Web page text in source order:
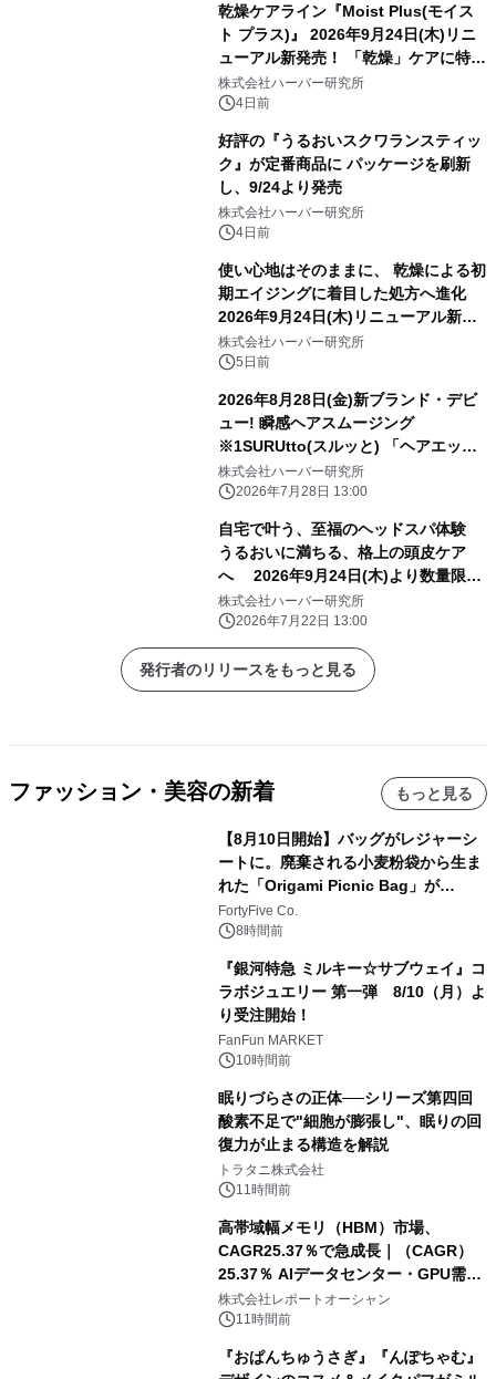
乾燥ケアライン『Moist Plus(モイス
ト プラス)』 2026年9月24日(木)リニ
ューアル新発売！ 「乾燥」ケアに特化
し、ライン使いで潤いに満ちた肌へ
株式会社ハーバー研究所
4日前
好評の『うるおいスクワランスティッ
ク』が定番商品に パッケージを刷新
し、9/24より発売
株式会社ハーバー研究所
4日前
使い心地はそのままに、 乾燥による初
期エイジングに着目した処方へ進化
2026年9月24日(木)リニューアル新発
売！ ハリ・つや満ちる、3D成分※1配
合のジェルクリーム 『モイスチャーエ
株式会社ハーバー研究所
5日前
2026年8月28日(金)新ブランド・デビ
ュー! 瞬感ヘアスムージング
※1SURUtto(スルッと) 「ヘアエッセ
ンスオイル」「ヘアトリートメントミ
スト」 全国のロフト※2・PLAZA※2
株式会社ハーバー研究所
2026年7月28日 13:00
自宅で叶う、至福のヘッドスパ体験
うるおいに満ちる、格上の頭皮ケア
へ 2026年9月24日(木)より数量限定
発売！ 『地肌マッサージクレンズ』
株式会社ハーバー研究所
2026年7月22日 13:00
発行者のリリースをもっと見る
ファッション・美容の新着 もっと見る
【8月10日開始】バッグがレジャーシ
ートに。廃棄される小麦粉袋から生ま
れた「Origami Picnic Bag」が
Makuakeに登場
FortyFive Co.
8時間前
『銀河特急 ミルキー☆サブウェイ』コ
ラボジュエリー 第一弾 8/10（月）よ
り受注開始！
FanFun MARKET
10時間前
眠りづらさの正体──シリーズ第四回
酸素不足で"細胞が膨張し"、眠りの回
復力が止まる構造を解説
トラタニ株式会社
11時間前
高帯域幅メモリ（HBM）市場、
CAGR25.37％で急成長｜（CAGR）
25.37％ AIデータセンター・GPU需要
拡大が2035年の市場成長を牽引
株式会社レポートオーシャン
11時間前
『おぱんちゅうさぎ』『んぽちゃむ』